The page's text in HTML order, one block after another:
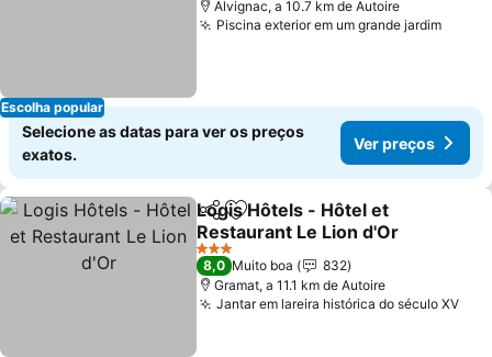
Escolha popular
Alvignac, a 10.7 km de Autoire
Piscina exterior em um grande jardimVer
Selecione as datas para ver os preços
exatos.
Ver preços
PartilharAdicionar aos favoritos
Logis Hôtels - Hôtel et
Restaurant Le Lion d'Or
Ver preços
3 Estrelas
8,0 Muito boa
832
Gramat, a 11.1 km de Autoire
Jantar em lareira histórica do século XVVer